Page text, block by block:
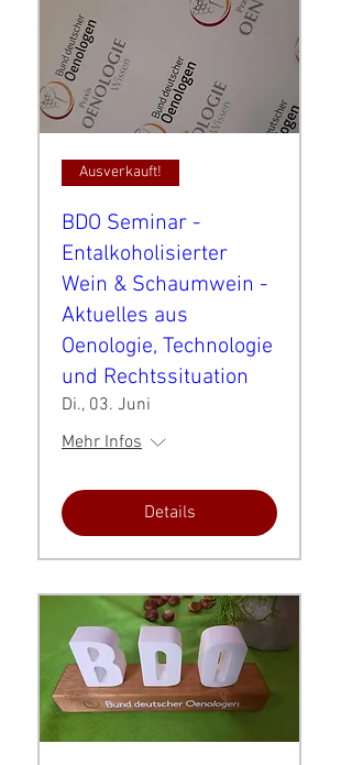
Ausverkauft!
BDO Seminar -
Entalkoholisierter
Wein & Schaumwein -
Aktuelles aus
Oenologie, Technologie
und Rechtssituation
Di., 03. Juni
Mehr Infos
Details